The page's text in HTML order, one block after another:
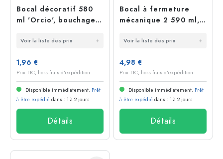
Bocal décoratif 580
ml 'Orcio', bouchage:
Voir la liste des prix
1,96 €
Prix TTC, hors frais d'expédition
Disponible immédiatement. Prêt
à être expédié dans : 1 à 2 jours
Détails
Bocal à fermeture
mécanique 2 590 ml,
bouchon mécanique
Voir la liste des prix
4,98 €
Prix TTC, hors frais d'expédition
Disponible immédiatement. Prêt
à être expédié dans : 1 à 2 jours
Détails